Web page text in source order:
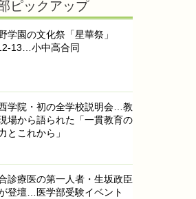
ピックアップ
学園の文化祭「星華祭」
13…小中高合同
学院・初の全学校説明会…教
場から語られた「一貫教育の
とこれから」
診療医の第一人者・生坂政臣
登壇…医学部受験イベント